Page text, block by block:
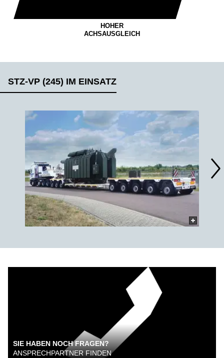
HOHER
ACHSAUSGLEICH
STZ-VP (245) IM EINSATZ
SIE HABEN NOCH FRAGEN?
ANSPRECHPARTNER FINDEN